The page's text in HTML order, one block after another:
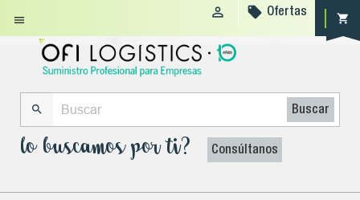
 shopping_cart
  Ofertas
 Buscar
lo buscamos por ti? Consúltanos